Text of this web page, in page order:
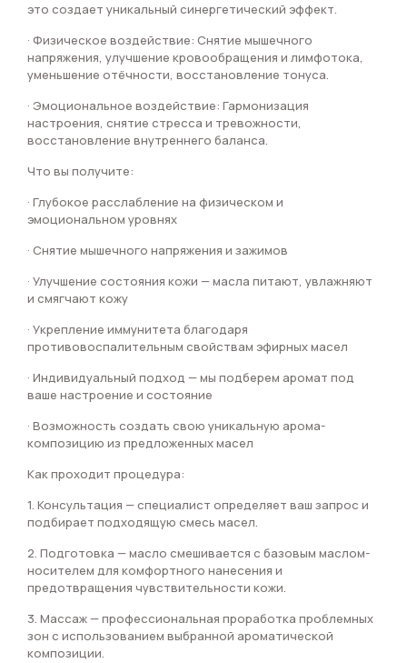
это создает уникальный синергетический эффект.
· Физическое воздействие: Снятие мышечного
напряжения, улучшение кровообращения и лимфотока,
уменьшение отёчности, восстановление тонуса.
· Эмоциональное воздействие: Гармонизация
настроения, снятие стресса и тревожности,
восстановление внутреннего баланса.
Что вы получите:
· Глубокое расслабление на физическом и
эмоциональном уровнях
· Снятие мышечного напряжения и зажимов
· Улучшение состояния кожи — масла питают, увлажняют
и смягчают кожу
· Укрепление иммунитета благодаря
противовоспалительным свойствам эфирных масел
· Индивидуальный подход — мы подберем аромат под
ваше настроение и состояние
· Возможность создать свою уникальную арома-
композицию из предложенных масел
Как проходит процедура:
1. Консультация — специалист определяет ваш запрос и
подбирает подходящую смесь масел.
2. Подготовка — масло смешивается с базовым маслом-
носителем для комфортного нанесения и
предотвращения чувствительности кожи.
3. Массаж — профессиональная проработка проблемных
зон с использованием выбранной ароматической
композиции.